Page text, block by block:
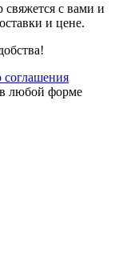
свяжется с вами и
и цене.
соглашения
в любой форме